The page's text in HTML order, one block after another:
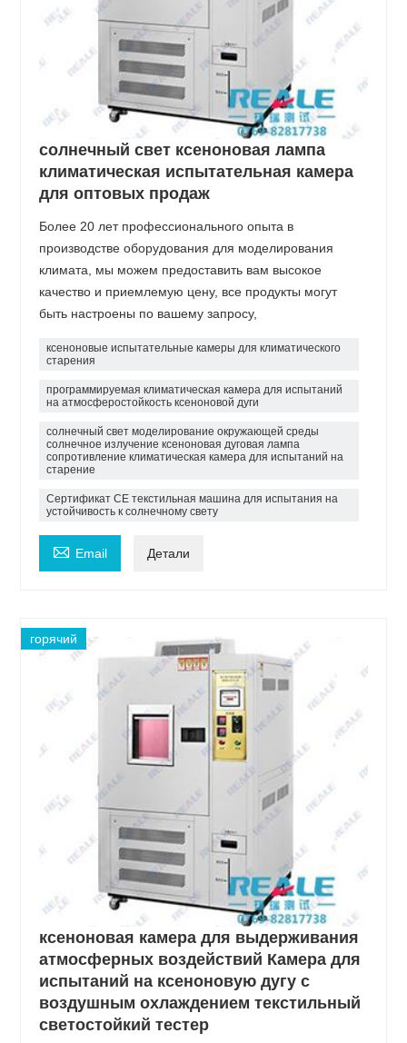
солнечный свет ксеноновая лампа
климатическая испытательная камера
для оптовых продаж
Более 20 лет профессионального опыта в
производстве оборудования для моделирования
климата, мы можем предоставить вам высокое
качество и приемлемую цену, все продукты могут
быть настроены по вашему запросу,
ксеноновые испытательные камеры для климатического
старения
программируемая климатическая камера для испытаний
на атмосферостойкость ксеноновой дуги
солнечный свет моделирование окружающей среды
солнечное излучение ксеноновая дуговая лампа
сопротивление климатическая камера для испытаний на
старение
Сертификат CE текстильная машина для испытания на
устойчивость к солнечному свету
 Email Детали
горячий
ксеноновая камера для выдерживания
атмосферных воздействий Камера для
испытаний на ксеноновую дугу с
воздушным охлаждением текстильный
светостойкий тестер